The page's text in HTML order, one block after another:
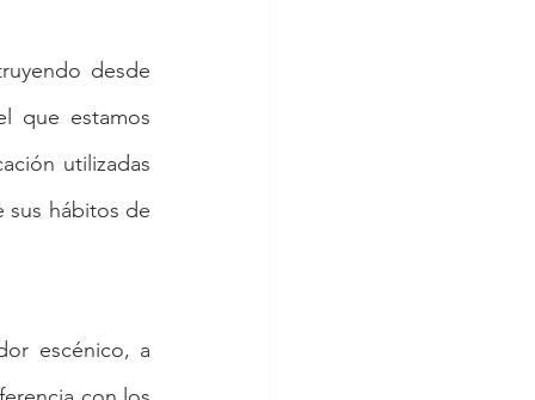
desde
que estamos
utilizadas
sus hábitos de
escénico, a